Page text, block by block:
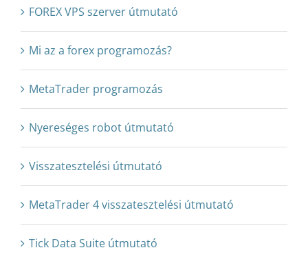
FOREX VPS szerver útmutató
Mi az a forex programozás?
MetaTrader programozás
Nyereséges robot útmutató
Visszatesztelési útmutató
MetaTrader 4 visszatesztelési útmutató
Tick Data Suite útmutató